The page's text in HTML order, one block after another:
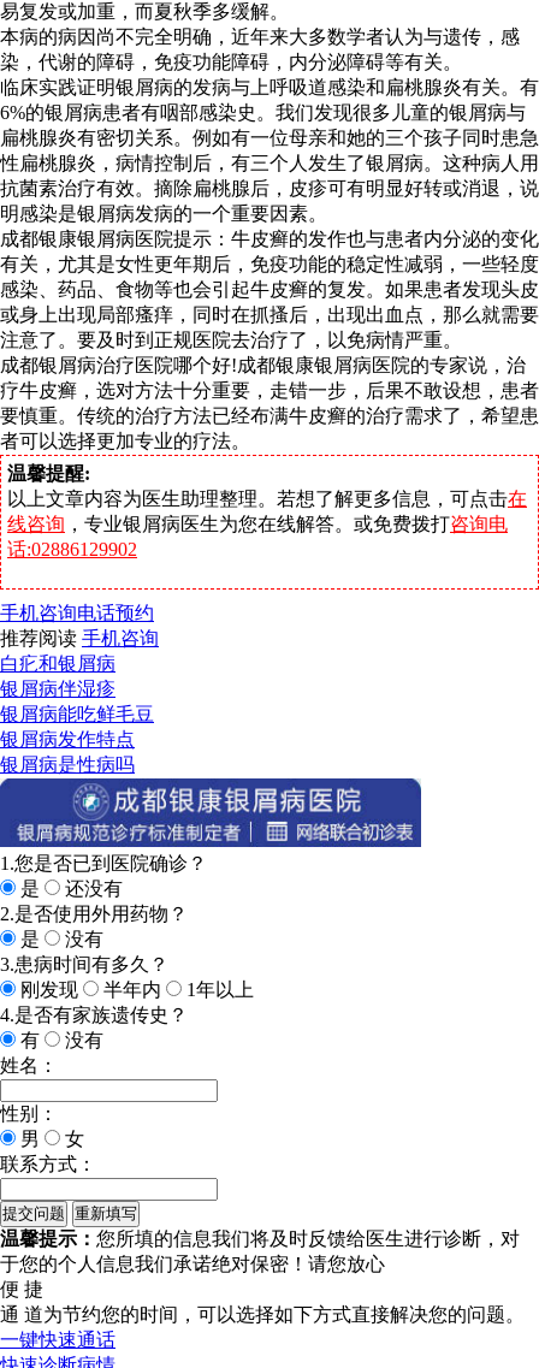
易复发或加重，而夏秋季多缓解。
本病的病因尚不完全明确，近年来大多数学者认为与遗传，感
染，代谢的障碍，免疫功能障碍，内分泌障碍等有关。
临床实践证明银屑病的发病与上呼吸道感染和扁桃腺炎有关。有
6%的银屑病患者有咽部感染史。我们发现很多儿童的银屑病与
扁桃腺炎有密切关系。例如有一位母亲和她的三个孩子同时患急
性扁桃腺炎，病情控制后，有三个人发生了银屑病。这种病人用
抗菌素治疗有效。摘除扁桃腺后，皮疹可有明显好转或消退，说
明感染是银屑病发病的一个重要因素。
成都银康银屑病医院提示：牛皮癣的发作也与患者内分泌的变化
有关，尤其是女性更年期后，免疫功能的稳定性减弱，一些轻度
感染、药品、食物等也会引起牛皮癣的复发。如果患者发现头皮
或身上出现局部瘙痒，同时在抓搔后，出现出血点，那么就需要
注意了。要及时到正规医院去治疗了，以免病情严重。
成都银屑病治疗医院哪个好!成都银康银屑病医院的专家说，治
疗牛皮癣，选对方法十分重要，走错一步，后果不敢设想，患者
要慎重。传统的治疗方法已经布满牛皮癣的治疗需求了，希望患
者可以选择更加专业的疗法。
温馨提醒:
以上文章内容为医生助理整理。若想了解更多信息，可点击在
线咨询 ，专业银屑病医生为您在线解答。或免费拨打咨询电
话:02886129902
手机咨询电话预约
推荐阅读 手机咨询
白疕和银屑病
银屑病伴湿疹
银屑病能吃鲜毛豆
银屑病发作特点
银屑病是性病吗
1.您是否已到医院确诊？
是
还没有
2.是否使用外用药物？
是
没有
3.患病时间有多久？
刚发现
半年内
1年以上
4.是否有家族遗传史？
有
没有
姓名：
性别：
男
女
联系方式：
温馨提示： 您所填的信息我们将及时反馈给医生进行诊断，对
于您的个人信息我们承诺绝对保密！请您放心
便 捷
通 道为节约您的时间，可以选择如下方式直接解决您的问题。
一键快速通话